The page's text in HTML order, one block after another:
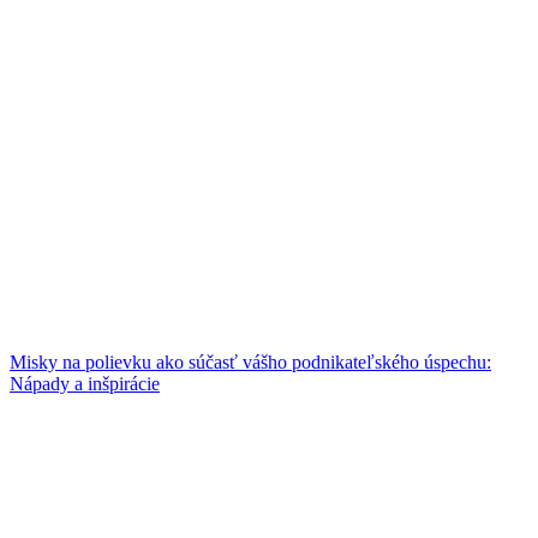
Misky na polievku ako súčasť vášho podnikateľského úspechu:
Nápady a inšpirácie